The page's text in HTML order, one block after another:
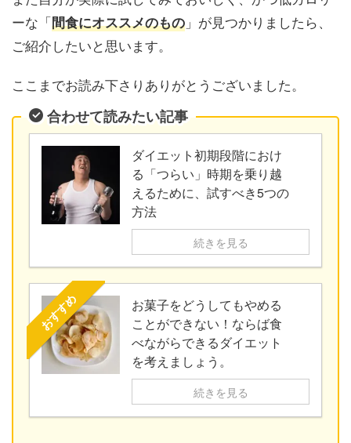
ーな「間食にオススメのもの 」が見つかりましたら、
ご紹介したいと思います。
ここまでお読み下さりありがとうございました。
合わせて読みたい記事
ダイエット初期段階におけ
る「つらい」時期を乗り越
えるために、試すべき5つの
方法
続きを見る
おすすめ
お菓子をどうしてもやめる
ことができない！ならば食
べながらできるダイエット
を考えましょう。
続きを見る